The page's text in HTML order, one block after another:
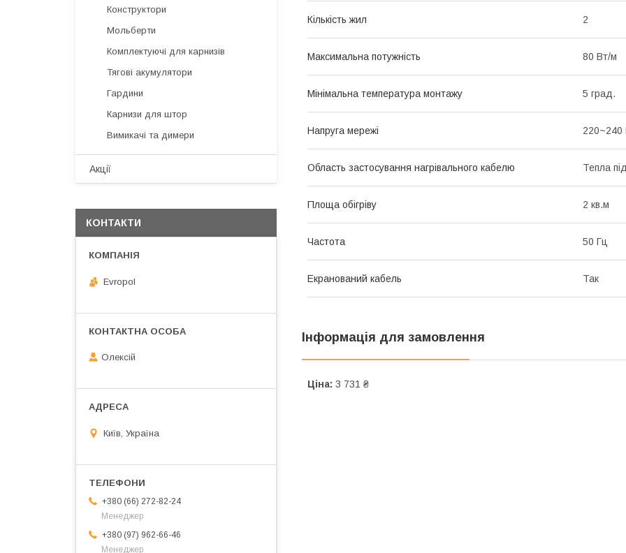
Кількість жил 2
Максимальна потужність 80 Вт/м
Мінімальна температура монтажу 5 град.
Напруга мережі 220~240
Область застосування нагрівального кабелю Тепла
Площа обігріву 2 кв.м
Частота 50 Гц
Екранований кабель Так
Інформація для замовлення
Ціна: 3 731 ₴
Конструктори
Мольберти
Комплектуючі для карнизів
Тягові акумулятори
Гардини
Карнизи для штор
Вимикачі та димери
Акції
КОНТАКТИ
Evropol
Олексій
Київ, Україна
+380 (66) 272-82-24
Менеджер
+380 (97) 962-66-46
Менеджер